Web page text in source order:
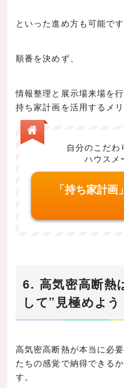
といった進め方も可能です
順番を決めず、
情報整理と展示場来場を
持ち家計画を活用するメリ
自分のこだ
ハウスメ
「持ち家計
6. 高気密高断熱
して”見極めよう
高気密高断熱が本当に必
たちの感覚で納得できる
す。